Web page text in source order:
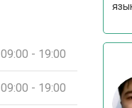
09:00 - 19:00
09:00 - 19:00